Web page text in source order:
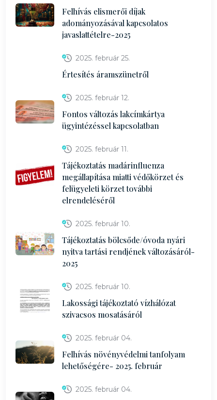
Felhívás elismerői díjak
adományozásával kapcsolatos
javaslattételre-2025
2025. február 25.
Értesítés áramszünetről
2025. február 12.
Fontos változás lakcímkártya
ügyintézéssel kapcsolatban
2025. február 11.
Tájékoztatás madárinfluenza
megállapítása miatti védőkörzet és
felügyeleti körzet további
elrendeléséről
2025. február 10.
Tájékoztatás bölcsőde/óvoda nyári
nyitva tartási rendjének változásáról-
2025
2025. február 10.
Lakossági tájékoztató vízhálózat
szivacsos mosatásáról
2025. február 04.
Felhívás növényvédelmi tanfolyam
lehetőségére- 2025. február
2025. február 04.